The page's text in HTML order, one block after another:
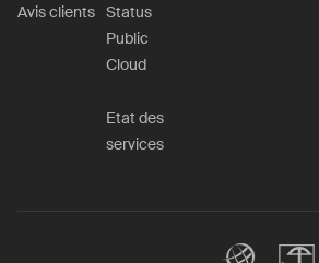
Avis clients Status
Public
Cloud
Etat des
services